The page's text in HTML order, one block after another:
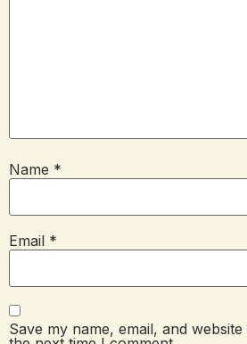
Name *
Email *
Save my name, email, and